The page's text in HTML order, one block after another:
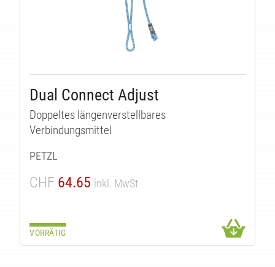
Dual Connect Adjust
Doppeltes längenverstellbares
Verbindungsmittel
PETZL
CHF 64.65 inkl. MwSt
VORRÄTIG